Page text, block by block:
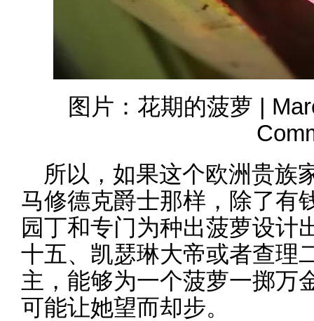
图片：花期的菠萝 |
所以，如果这个欧洲贵族
马修德克爵士那样，除了有
园丁和专门为种出菠萝设计
十五、凯瑟琳大帝或者查理
主，能够为一个菠萝一掷万
可能让她望而却步。